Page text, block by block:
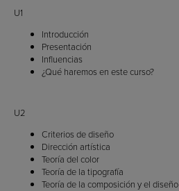
U1
Introducción
Presentación
Influencias
¿Qué haremos en este curso?
U2
Criterios de diseño
Dirección artística
Teoría del color
Teoría de la tipografía
Teoría de la composición y el diseño